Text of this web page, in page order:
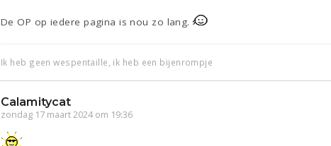
De OP op iedere pagina is nou zo lang.
Ik heb geen wespentaille, ik heb een bijenrompje
Calamitycat
zondag 17 maart 2024 om 19:36